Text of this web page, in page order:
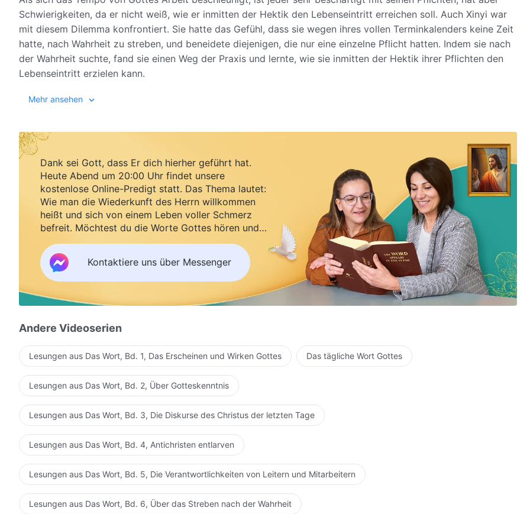
Schwierigkeiten, da er nicht weiß, wie er inmitten der Hektik den Lebenseintritt erreichen soll. Auch Xinyi war
mit diesem Dilemma konfrontiert. Sie hatte das Gefühl, dass sie wegen ihres vollen Terminkalenders keine Zeit
hatte, nach Wahrheit zu streben, und beneidete diejenigen, die nur eine einzelne Pflicht hatten. Indem sie nach
der Wahrheit suchte, fand sie einen Weg der Praxis und lernte, wie sie inmitten der Hektik ihrer Pflichten den
Lebenseintritt erzielen kann.
Mehr ansehen
Dank sei Gott, dass Er dich hierher geführt hat.
Heute Abend um 20:00 Uhr findet unsere
kostenlose Online-Predigt statt. Das Thema lautet:
Wie man die Wiederkunft des Herrn willkommen
heißt und sich von einem Leben voller Schmerz
befreit. Möchtest du die Worte Gottes hören und
Kontaktiere uns über Messenger
Andere Videoserien
Lesungen aus Das Wort, Bd. 1, Das Erscheinen und Wirken Gottes Das tägliche Wort Gottes
Lesungen aus Das Wort, Bd. 2, Über Gotteskenntnis
Lesungen aus Das Wort, Bd. 3, Die Diskurse des Christus der letzten Tage
Lesungen aus Das Wort, Bd. 4, Antichristen entlarven
Lesungen aus Das Wort, Bd. 5, Die Verantwortlichkeiten von Leitern und Mitarbeitern
Lesungen aus Das Wort, Bd. 6, Über das Streben nach der Wahrheit